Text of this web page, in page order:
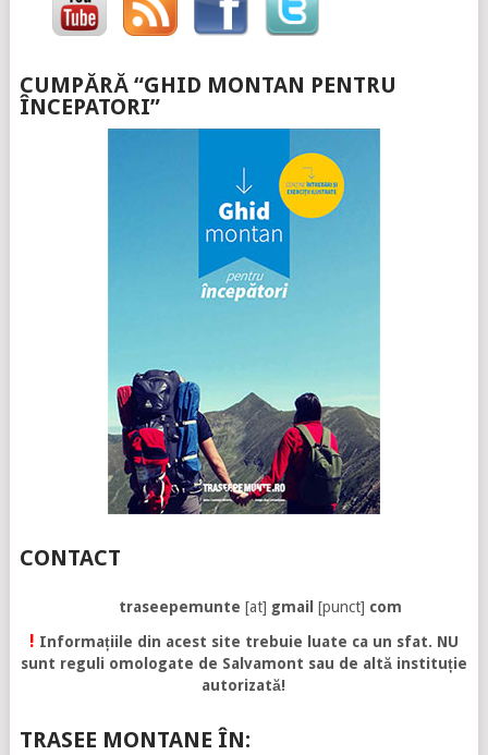
CUMPĂRĂ “GHID MONTAN PENTRU
ÎNCEPATORI”
CONTACT
traseepemunte [at] gmail [punct] com
! Informațiile din acest site trebuie luate ca un sfat. NU
sunt reguli omologate de Salvamont sau de altă instituție
autorizată!
TRASEE MONTANE ÎN: